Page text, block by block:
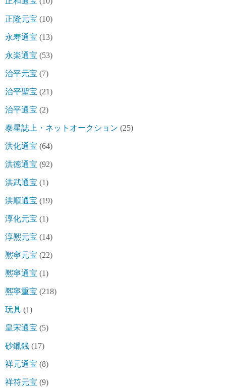
正隆元宝 (10)
永寿通宝 (13)
永楽通宝 (53)
治平元宝 (7)
治平聖宝 (21)
治平通宝 (2)
泰星誌上・ネットオークション (25)
洪化通宝 (64)
洪徳通宝 (92)
洪武通宝 (1)
洪順通宝 (19)
淳化元宝 (1)
淳熈元宝 (14)
熈寧元宝 (22)
熈寧通宝 (1)
熈寧重宝 (218)
玩具 (1)
皇宋通宝 (5)
砂鑞銭 (17)
祥元通宝 (8)
祥符元宝 (9)